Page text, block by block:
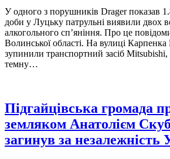
У одного з порушників Drager показав
доби у Луцьку патрульні виявили двох
алкогольного сп’яніння. Про це
Волинської області. На вулиці Карпенка
зупинили транспортний засіб Mitsubishi,
темну…
Підгайцівська громада
земляком Анатолієм
загинув за незалежність